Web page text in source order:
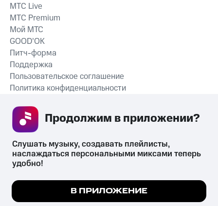
СКАЧАТЬ ПРИЛОЖЕНИЕ
MTС Live
MTС Premium
Мой МТС
GOOD’OK
Питч-форма
Поддержка
Пользовательское соглашение
Политика конфиденциальности
психотропных веществ, их аналогов причиняет вред здоровью,
их незаконный оборот запрещён и влечёт установленную
законодательством ответственность.
Мы используем куки, чтобы на сайте все
Подробнее
Слушать музыку, создавать плейлисты,
наслаждаться персональными миксами теперь
удобно!
В ПРИЛОЖЕНИЕ